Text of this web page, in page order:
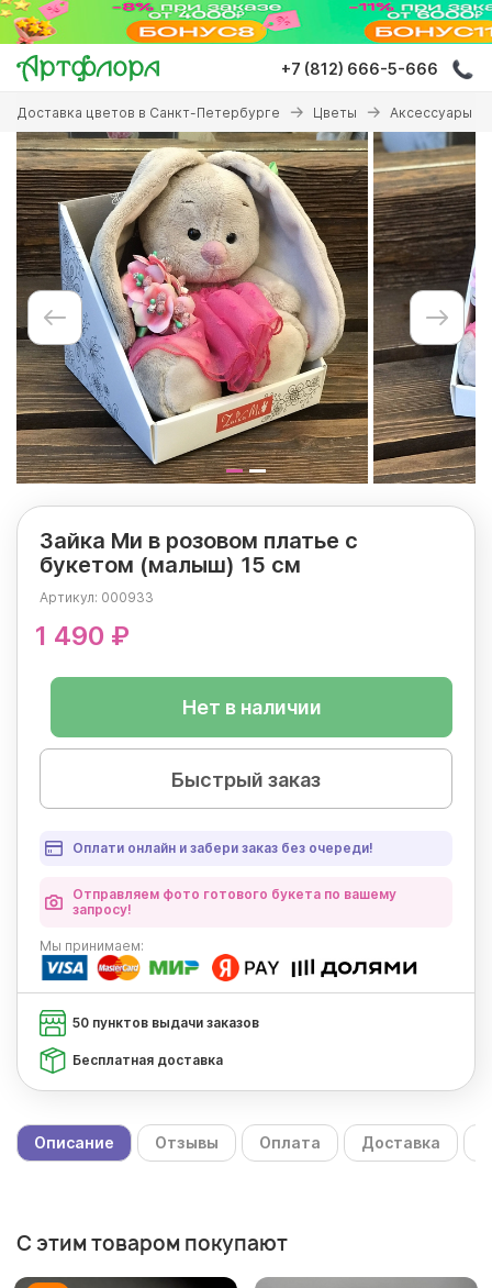
Перейти
основному
содержанию
+7 (812) 666-5-666
Вы
здесь
Доставка цветов в Санкт-Петербурге Цветы Аксессуары к
Зайка Ми в розовом платье с
букетом (малыш) 15 см
Артикул: 000933
1 490 ₽
Нет в наличии
Быстрый заказ
Оплати онлайн и забери заказ без очереди!
Отправляем фото готового букета по вашему
запросу!
Мы принимаем:
50 пунктов выдачи заказов
Бесплатная доставка
Описание Отзывы Оплата Доставка
С этим товаром покупают